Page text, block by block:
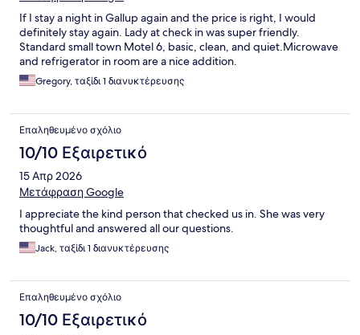
If I stay a night in Gallup again and the price is right, I would
definitely stay again. Lady at check in was super friendly.
Standard small town Motel 6, basic, clean, and quiet.Microwave
and refrigerator in room are a nice addition.
Gregory, ταξίδι 1 διανυκτέρευσης
Επαληθευμένο σχόλιο
10/10 Εξαιρετικό
15 Απρ 2026
Μετάφραση Google
I appreciate the kind person that checked us in. She was very
thoughtful and answered all our questions.
Jack, ταξίδι 1 διανυκτέρευσης
Επαληθευμένο σχόλιο
10/10 Εξαιρετικό